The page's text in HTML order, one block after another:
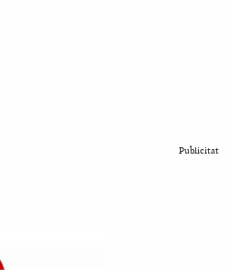
Publicitat